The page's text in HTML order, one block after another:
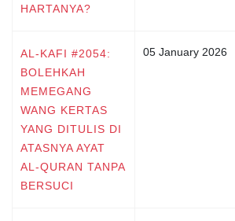
HARTANYA?
AL-KAFI #2054:
BOLEHKAH
MEMEGANG
WANG KERTAS
YANG DITULIS DI
ATASNYA AYAT
AL-QURAN TANPA
BERSUCI
05 January 2026